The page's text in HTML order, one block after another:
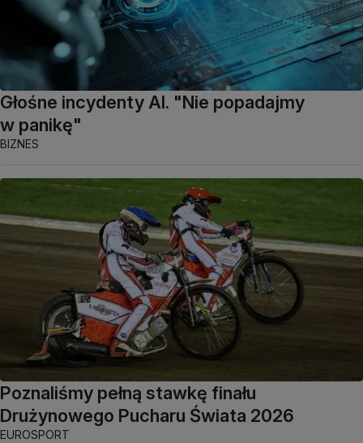
Głośne incydenty AI. "Nie popadajmy
w panikę"
BIZNES
Poznaliśmy pełną stawkę finału
Drużynowego Pucharu Świata 2026
EUROSPORT